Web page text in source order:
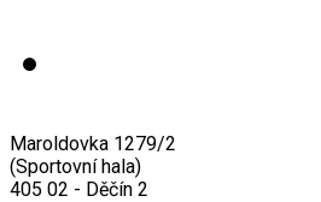
Maroldovka 1279/2
(Sportovní hala)
405 02 - Děčín 2